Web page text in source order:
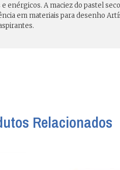
enérgicos. A maciez do pastel
em materiais para desenho
Relacionados